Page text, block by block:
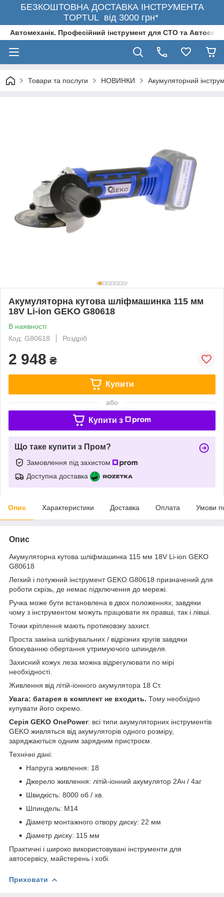
БЕЗКОШТОВНА ДОСТАВКА ІНСТРУМЕНТА
TOPTUL від 3000 грн*
Автомеханік. Професійний інструмент для СТО та
Товари та послуги НОВИНКИ Акумуляторний
Акумуляторна кутова шліфмашинка 115 мм
18V Li-ion GEKO G80618
В наявності
Код: G80618
Роздріб
2 948 ₴
Купити
або
Купити з
Що таке купити з Пром?
Замовлення під захистом
Доступна доставка
Опис Характеристики Доставка Оплата Умови
Опис
Акумуляторна кутова шліфмашинка 115 мм 18V Li-ion GEKO
G80618
Легкий і потужний інструмент GEKO G80618 призначений для
роботи скрізь, де немає підключення до мережі.
Ручка може бути встановлена в двох положеннях, завдяки
чому з інструментом можуть працювати як правші, так і лівші.
Точки кріплення мають протиковзку захист.
Проста заміна шліфувальних / відрізних кругів завдяки
блокуванню обертання утримуючого шпинделя.
Захисний кожух леза можна відрегулювати по мірі
необхідності.
Живлення від літій-іонного акумулятора 18 Ст.
Увага: батарея в комплект не входить. Тому необхідно
купувати його окремо.
Серія GEKO OnePower: всі типи акумуляторних інструментів
GEKO живляться від акумуляторів одного розміру,
заряджаються одним зарядним пристроєм.
Технічні дані:
Напруга живлення: 18
Джерело живлення: літій-іонний акумулятор 2Ач / 4аг
Швидкість: 8000 об / хв.
Шпиндель: M14
Діаметр монтажного отвору диску: 22 мм
Діаметр диску: 115 мм
Практичні і широко використовувані інструменти для
автосервісу, майстерень і хобі.
Приховати